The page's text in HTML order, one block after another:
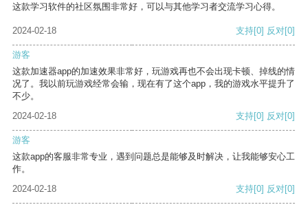
这款学习软件的社区氛围非常好，可以与其他学习者交流学习心得。
2024-02-18 支持[0] 反对[0]
游客
这款加速器app的加速效果非常好，玩游戏再也不会出现卡顿、掉线的情
况了。我以前玩游戏经常会输，现在有了这个app，我的游戏水平提升了
不少。
2024-02-18
支持[0] 反对[0]
游客
这款app的客服非常专业，遇到问题总是能够及时解决，让我能够安心工
作。
2024-02-18
支持[0] 反对[0]